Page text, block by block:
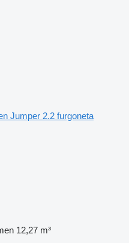
Jumper 2.2 furgoneta
12,27 m³